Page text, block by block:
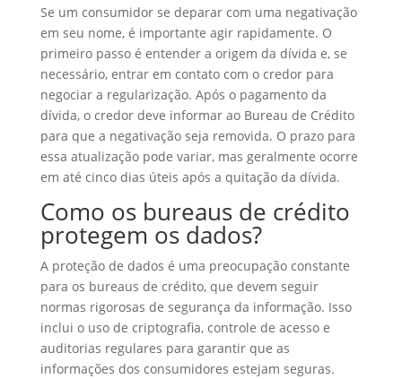
Se um consumidor se deparar com uma negativação
em seu nome, é importante agir rapidamente. O
primeiro passo é entender a origem da dívida e, se
necessário, entrar em contato com o credor para
negociar a regularização. Após o pagamento da
dívida, o credor deve informar ao Bureau de Crédito
para que a negativação seja removida. O prazo para
essa atualização pode variar, mas geralmente ocorre
em até cinco dias úteis após a quitação da dívida.
Como os bureaus de crédito
protegem os dados?
A proteção de dados é uma preocupação constante
para os bureaus de crédito, que devem seguir
normas rigorosas de segurança da informação. Isso
inclui o uso de criptografia, controle de acesso e
auditorias regulares para garantir que as
informações dos consumidores estejam seguras.